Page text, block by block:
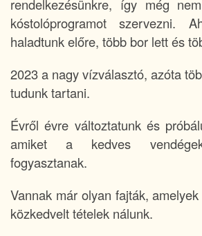
rendelkezésünkre, így még
kóstolóprogramot szervezni.
haladtunk előre, több bor lett és
2023 a nagy vízválasztó, azóta
tudunk tartani.
Évről évre változtatunk és
amiket a kedves
fogyasztanak.
Vannak már olyan fajták,
közkedvelt tételek nálunk.